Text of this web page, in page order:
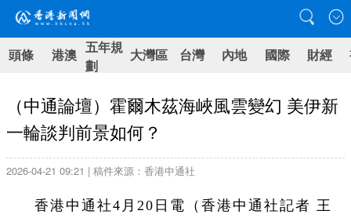
頭條 港澳 五年規
劃
大灣區 台灣 內地 國際 財經
（中通論壇）霍爾木茲海峽風雲變幻 美伊新
一輪談判前景如何？
2026-04-21 09:21 | 稿件來源：香港中通社
香港中通社4月20日電（ 香港中通社記者 王